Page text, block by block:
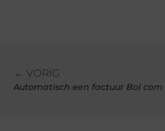
← VORIG
Automatisch een factuur Bol com